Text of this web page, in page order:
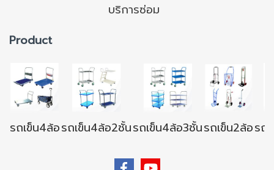
บริการซ่อม
Product
รถเข็น4ล้อรถเข็น4ล้อ2ชั้นรถเข็น4ล้อ3ชั้นรถเข็น2ล้อรถ